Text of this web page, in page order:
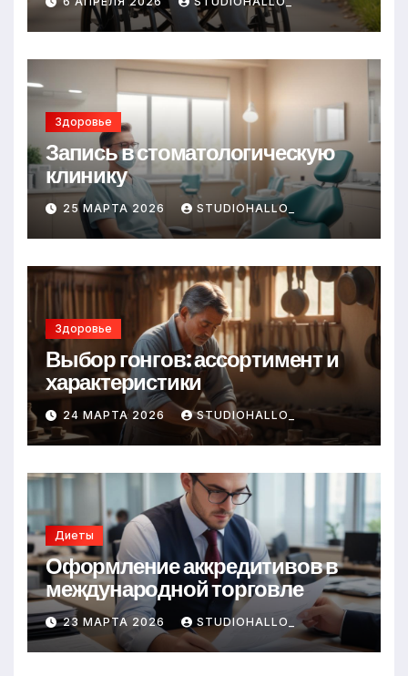
Здоровье
Запись в стоматологическую
клинику
25 МАРТА 2026 STUDIOHALLO_
Здоровье
Выбор гонгов: ассортимент и
характеристики
24 МАРТА 2026 STUDIOHALLO_
Диеты
Оформление аккредитивов в
международной торговле
23 МАРТА 2026 STUDIOHALLO_